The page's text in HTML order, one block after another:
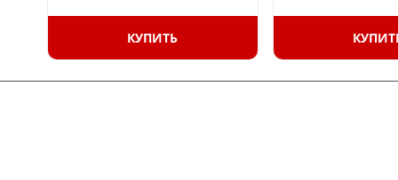
КУПИТЬ